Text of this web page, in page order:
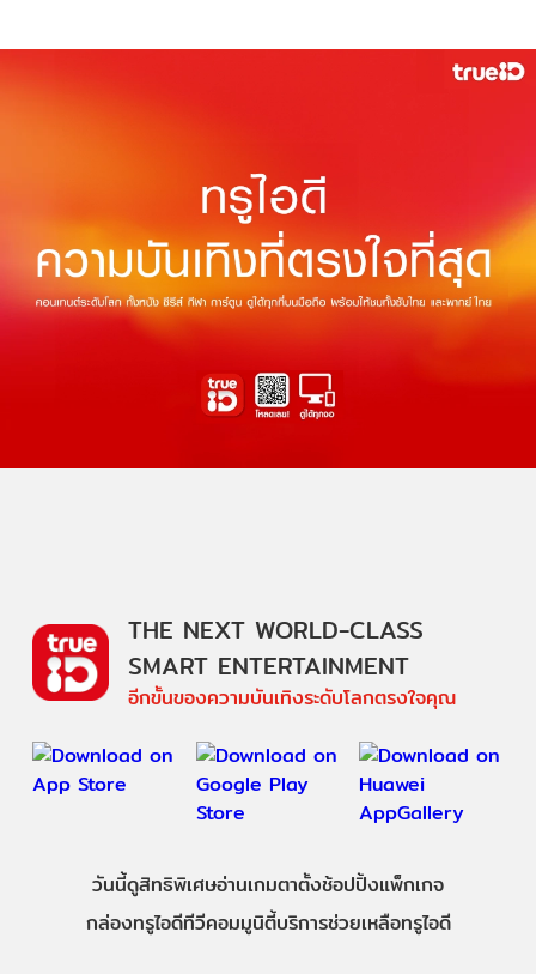
THE NEXT WORLD-CLASS
SMART ENTERTAINMENT
อีกขั้นของความบันเทิงระดับโลกตรงใจคุณ
วันนี้ดูสิทธิพิเศษอ่านเกมตาตั้งช้อปปิ้งแพ็กเกจ
กล่องทรูไอดีทีวีคอมมูนิตี้บริการช่วยเหลือทรูไอดี